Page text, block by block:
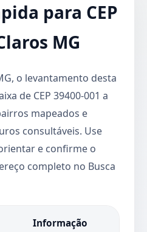
para CEP
MG
o levantamento desta
de CEP 39400-001 a
mapeados e
consultáveis. Use
e confirme o
completo no Busca
Informação